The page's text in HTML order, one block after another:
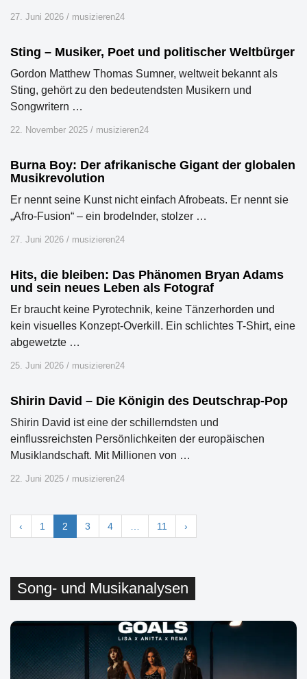
27. Juni 2026 / musizieren24
Sting – Musiker, Poet und politischer Weltbürger
Gordon Matthew Thomas Sumner, weltweit bekannt als
Sting, gehört zu den bedeutendsten Musikern und
Songwritern …
22. November 2025 / musizieren24
Burna Boy: Der afrikanische Gigant der globalen
Musikrevolution
Er nennt seine Kunst nicht einfach Afrobeats. Er nennt sie
„Afro-Fusion“ – ein brodelnder, stolzer …
27. Juni 2026 / musizieren24
Hits, die bleiben: Das Phänomen Bryan Adams
und sein neues Leben als Fotograf
Er braucht keine Pyrotechnik, keine Tänzerhorden und
kein visuelles Konzept-Overkill. Ein schlichtes T-Shirt, eine
abgewetzte …
25. Juni 2026 / musizieren24
Shirin David – Die Königin des Deutschrap-Pop
Shirin David ist eine der schillerndsten und
einflussreichsten Persönlichkeiten der europäischen
Musiklandschaft. Mit Millionen von …
22. Juni 2025 / musizieren24
‹ 1 2 3 4 11 ›
Song- und Musikanalysen